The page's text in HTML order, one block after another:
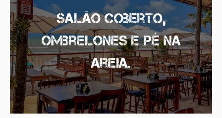
Salão coberto,
ombrelones e pé na
areia.